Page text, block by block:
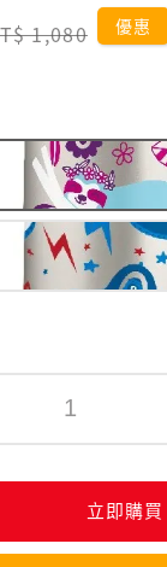
1,080 優惠
立即購買